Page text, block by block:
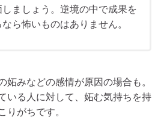
しましょう。逆境の中で成果を
ら怖いものはありません。
妬みなどの感情が原因の場合も。
いる人に対して、妬む気持ちを持
りがちです。